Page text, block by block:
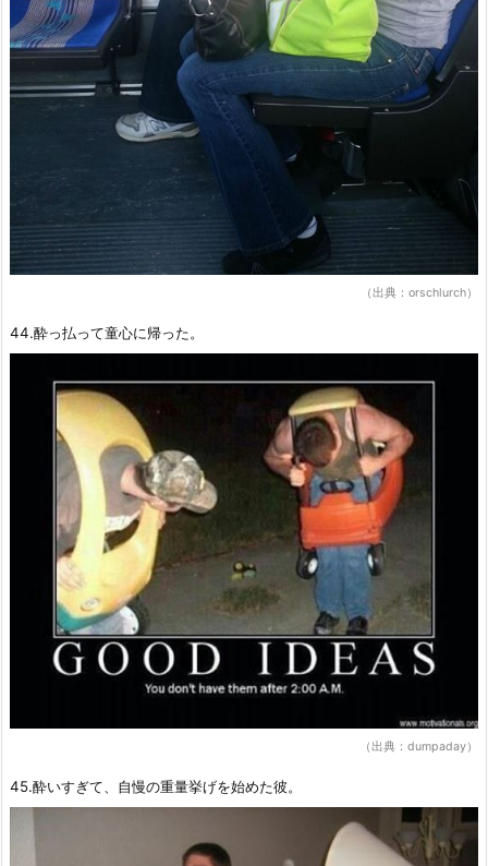
（出典：orschlurch）
44.酔っ払って童心に帰った。
（出典：dumpaday）
45.酔いすぎて、自慢の重量挙げを始めた彼。